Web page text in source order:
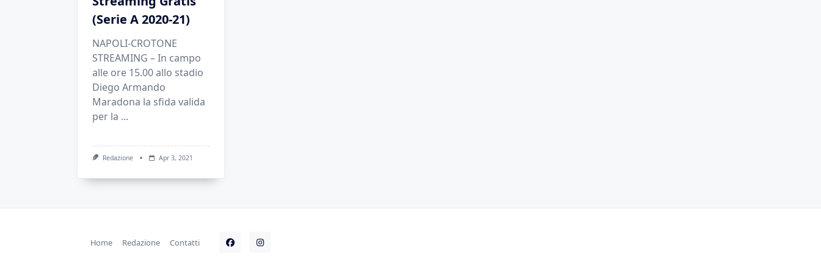
(Serie A 2020-21)
NAPOLI-CROTONE
STREAMING – In campo
alle ore 15.00 allo stadio
Diego Armando
Maradona la sfida valida
per la ...
Redazione Apr 3, 2021
Home Redazione Contatti